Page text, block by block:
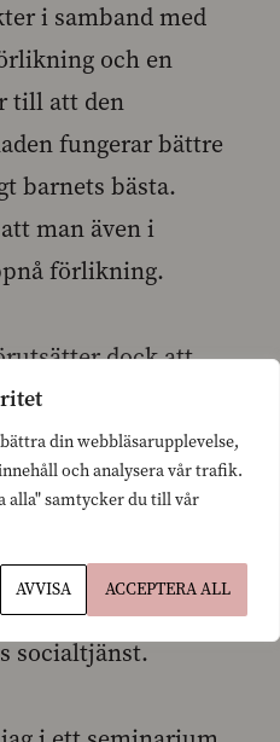
din webbläsarupplevelse,
och analysera vår trafik.
alla" samtycker du till vår
AVVISA ACCEPTERA ALL
i samband med
och en
till att den
fungerar bättre
barnets bästa.
man även i
förlikning.
dock att
såsom
avtalstjänst och
fungerar bra.
ska söka
det är möjligt att
tidigare skede med
socialtjänst.